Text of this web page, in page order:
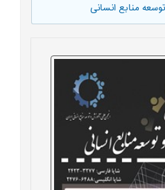
منابع انسانی